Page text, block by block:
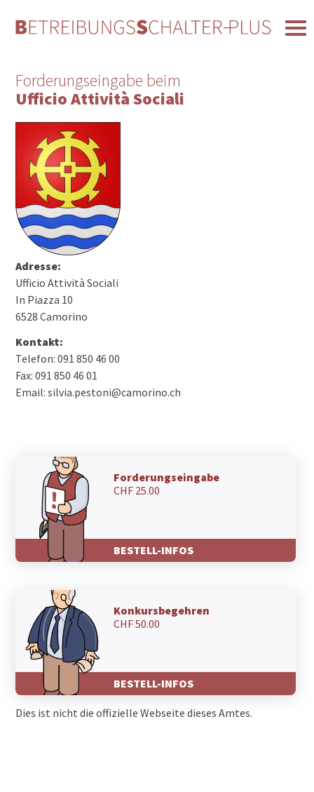
Forderungseingabe beim
Ufficio Attività Sociali
Adresse:
Ufficio Attività Sociali
In Piazza 10
6528 Camorino
Kontakt:
Telefon: 091 850 46 00
Fax: 091 850 46 01
Email: silvia.pestoni@camorino.ch
Forderungseingabe
CHF 25.00
BESTELL-INFOS
Konkursbegehren
CHF 50.00
BESTELL-INFOS
Dies ist nicht die offizielle Webseite dieses Amtes.